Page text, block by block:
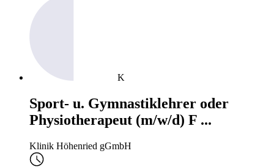
K
Sport- u. Gymnastiklehrer oder
Physiotherapeut (m/w/d) F ...
Klinik Höhenried gGmbH